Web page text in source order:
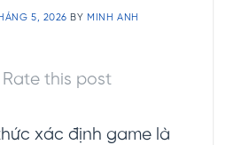
5, 2026 BY MINH ANH
Rate this post
xác định game là